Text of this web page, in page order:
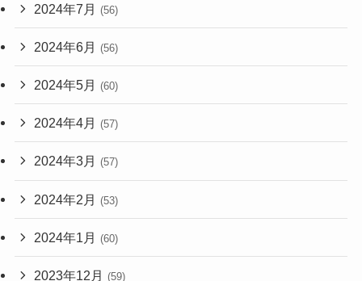
2024年7月 (56)
2024年6月 (56)
2024年5月 (60)
2024年4月 (57)
2024年3月 (57)
2024年2月 (53)
2024年1月 (60)
2023年12月 (59)